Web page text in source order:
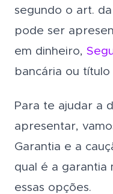
segundo o art.
pode ser
em dinheiro,
bancária ou
Para te ajudar a
apresentar,
Garantia e a
qual é a garantia
essas opções.